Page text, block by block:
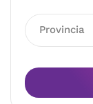
Provincia